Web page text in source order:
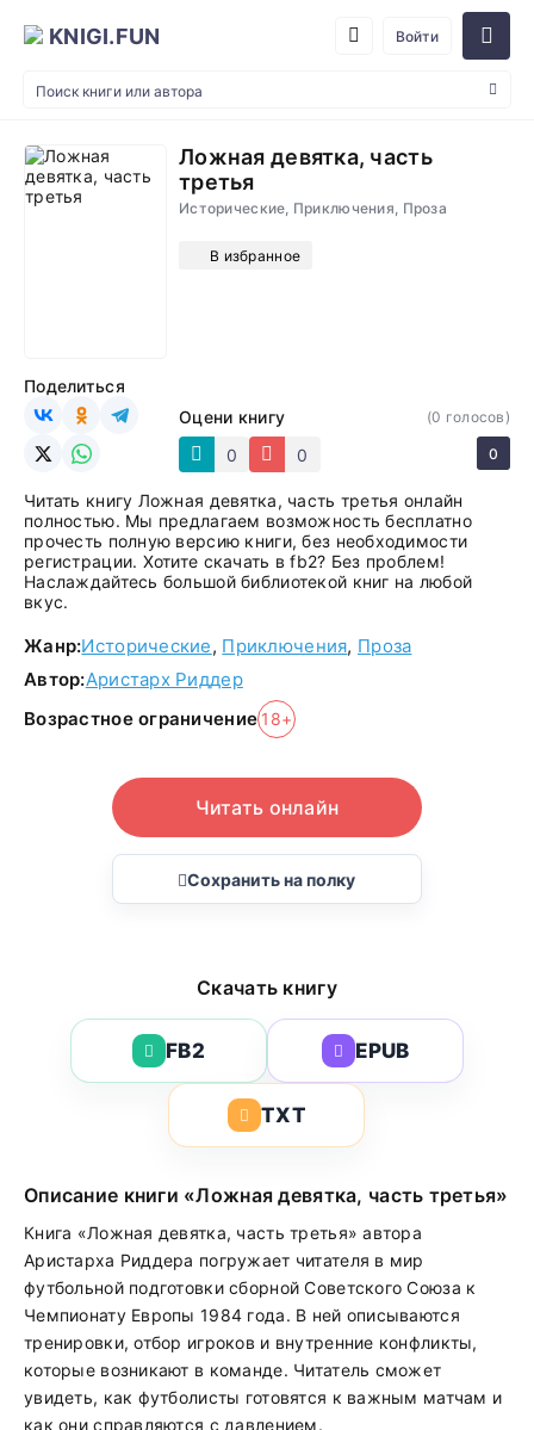
KNIGI.FUN Войти
Ложная девятка, часть
третья
Исторические, Приключения, Проза
В избранное
Оцени книгу
0
0
(0 голосов)
0
Поделиться
Читать книгу Ложная девятка, часть третья онлайн
полностью. Мы предлагаем возможность бесплатно
прочесть полную версию книги, без необходимости
регистрации. Хотите скачать в fb2? Без проблем!
Наслаждайтесь большой библиотекой книг на любой
вкус.
Жанр:Исторические, Приключения, Проза
Автор:Аристарх Риддер
Возрастное ограничение 18+
Читать онлайн
Сохранить на полку
Скачать книгу
FB2 EPUB
TXT
Описание книги «Ложная девятка, часть третья»
Книга «Ложная девятка, часть третья» автора
Аристарха Риддера погружает читателя в мир
футбольной подготовки сборной Советского Союза к
Чемпионату Европы 1984 года. В ней описываются
тренировки, отбор игроков и внутренние конфликты,
которые возникают в команде. Читатель сможет
увидеть, как футболисты готовятся к важным матчам и
как они справляются с давлением.